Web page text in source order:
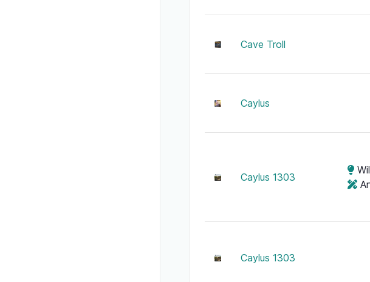
Cave Troll
Caylus
Caylus 1303
Caylus 1303